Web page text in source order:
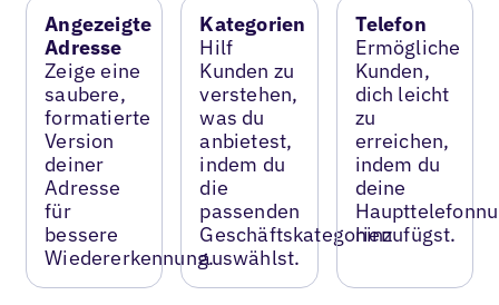
Angezeigte
Adresse
Zeige eine
saubere,
formatierte
Version
deiner
Adresse
für
bessere
Wiedererkennung.
Kategorien
Hilf
Kunden zu
verstehen,
was du
anbietest,
indem du
die
passenden
Geschäftskategorien
auswählst.
Telefon
Ermögliche
Kunden,
dich leicht
zu
erreichen,
indem du
deine
hinzufügst.